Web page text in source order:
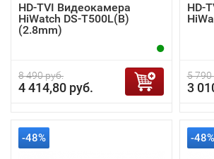
HD-TVI Видеокамера
HiWatch DS-T500L(B)
(2.8mm)
8 490 руб.
4 414,80 руб.
HD-
5 790
3
-48% -48%